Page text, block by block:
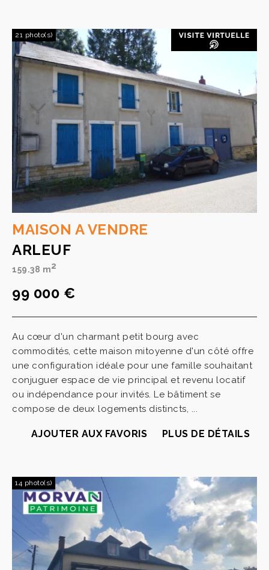
21 photo(s)
MAISON A VENDRE
ARLEUF
159.38 m2
99 000 €
Au cœur d'un charmant petit bourg avec
commodités, cette maison mitoyenne d'un côté offre
une configuration idéale pour une famille souhaitant
conjuguer espace de vie principal et revenu locatif
ou indépendance pour invités. Le bâtiment se
compose de deux logements distincts, ...
AJOUTER AUX FAVORIS PLUS DE DÉTAILS
14 photo(s)